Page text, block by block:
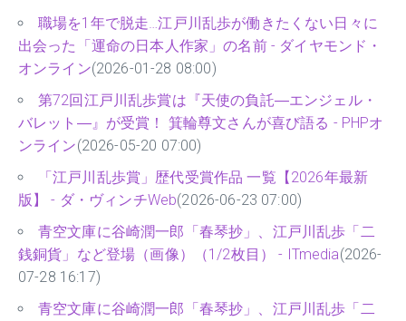
職場を1年で脱走…江戸川乱歩が働きたくない日々に
出会った「運命の日本人作家」の名前 - ダイヤモンド・
オンライン(2026-01-28 08:00)
第72回江戸川乱歩賞は『天使の負託―エンジェル・
バレット―』が受賞！ 箕輪尊文さんが喜び語る - PHPオ
ンライン(2026-05-20 07:00)
「江戸川乱歩賞」歴代受賞作品 一覧【2026年最新
版】 - ダ・ヴィンチWeb(2026-06-23 07:00)
青空文庫に谷崎潤一郎「春琴抄」、江戸川乱歩「二
銭銅貨」など登場（画像）（1/2枚目） - ITmedia(2026-
07-28 16:17)
青空文庫に谷崎潤一郎「春琴抄」、江戸川乱歩「二